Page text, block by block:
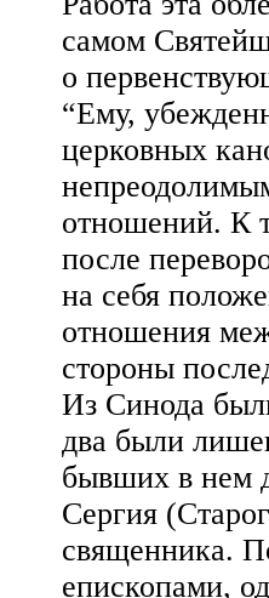
самом
о
“Ему,
церковных
отношений. К
после
на себя
отношения
стороны
Из Синода
два были
бывших в нем
Сергия
священника.
епископами,